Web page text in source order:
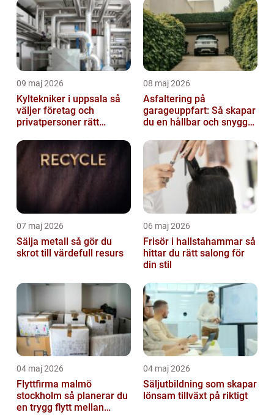
09 maj 2026
Kyltekniker i uppsala så
väljer företag och
privatpersoner rätt
08 maj 2026
Asfaltering på
garageuppfart: Så skapar
du en hållbar och snygg
07 maj 2026
Sälja metall så gör du
skrot till värdefull resurs
06 maj 2026
Frisör i hallstahammar så
hittar du rätt salong för
din stil
04 maj 2026
Flyttfirma malmö
stockholm så planerar du
en trygg flytt mellan
04 maj 2026
Säljutbildning som skapar
lönsam tillväxt på riktigt